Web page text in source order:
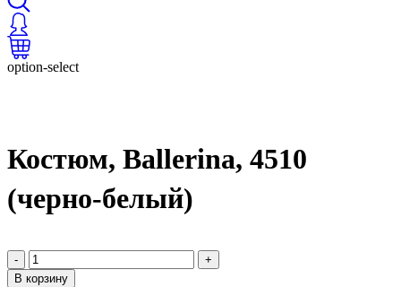
option-select
Костюм, Ballerina, 4510
(черно-белый)
-
+
В корзину